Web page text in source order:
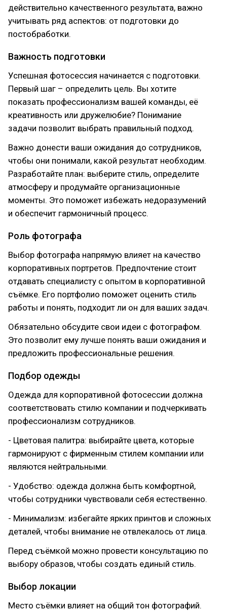
действительно качественного результата, важно
учитывать ряд аспектов: от подготовки до
постобработки.
Важность подготовки
Успешная фотосессия начинается с подготовки.
Первый шаг – определить цель. Вы хотите
показать профессионализм вашей команды, её
креативность или дружелюбие? Понимание
задачи позволит выбрать правильный подход.
Важно донести ваши ожидания до сотрудников,
чтобы они понимали, какой результат необходим.
Разработайте план: выберите стиль, определите
атмосферу и продумайте организационные
моменты. Это поможет избежать недоразумений
и обеспечит гармоничный процесс.
Роль фотографа
Выбор фотографа напрямую влияет на качество
корпоративных портретов. Предпочтение стоит
отдавать специалисту с опытом в корпоративной
съёмке. Его портфолио поможет оценить стиль
работы и понять, подходит ли он для ваших задач.
Обязательно обсудите свои идеи с фотографом.
Это позволит ему лучше понять ваши ожидания и
предложить профессиональные решения.
Подбор одежды
Одежда для корпоративной фотосессии должна
соответствовать стилю компании и подчеркивать
профессионализм сотрудников.
- Цветовая палитра: выбирайте цвета, которые
гармонируют с фирменным стилем компании или
являются нейтральными.
- Удобство: одежда должна быть комфортной,
чтобы сотрудники чувствовали себя естественно.
- Минимализм: избегайте ярких принтов и сложных
деталей, чтобы внимание не отвлекалось от лица.
Перед съёмкой можно провести консультацию по
выбору образов, чтобы создать единый стиль.
Выбор локации
Место съёмки влияет на общий тон фотографий.